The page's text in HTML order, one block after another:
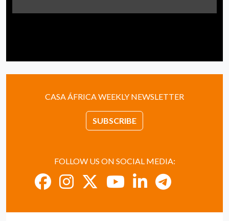
CASA ÁFRICA WEEKLY NEWSLETTER
SUBSCRIBE
FOLLOW US ON SOCIAL MEDIA: